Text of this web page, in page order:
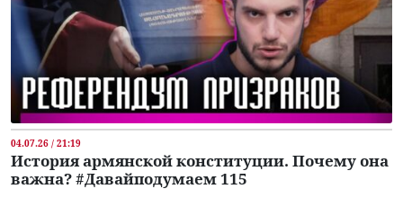
04.07.26 / 21:19
История армянской конституции. Почему она
важна? #Давайподумаем 115